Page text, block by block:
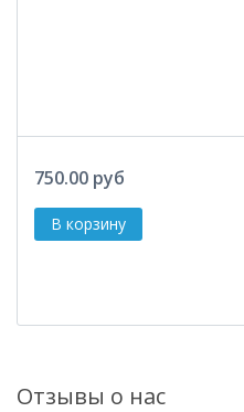
750.00 руб
Отзывы о нас